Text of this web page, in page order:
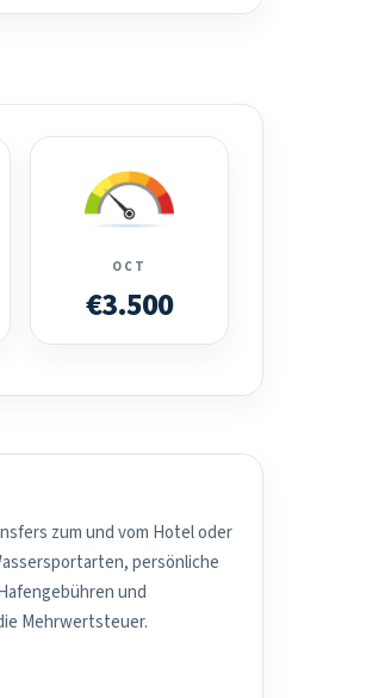
OCT
€3.500
zum und vom Hotel oder
persönliche
und
Mehrwertsteuer.